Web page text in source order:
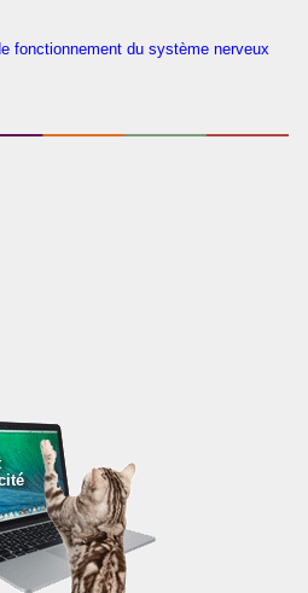
fonctionnement du système nerveux